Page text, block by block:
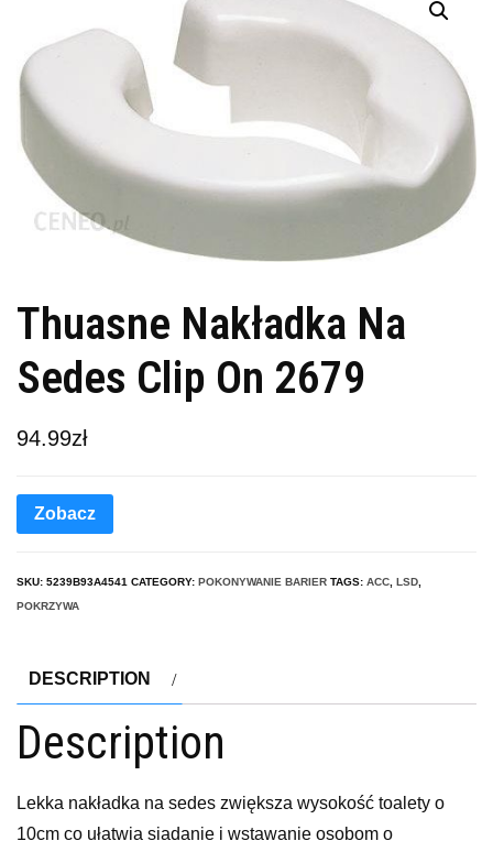
Thuasne Nakładka Na
Sedes Clip On 2679
94.99zł
Zobacz
SKU: 5239B93A4541 CATEGORY: POKONYWANIE BARIER TAGS: ACC LSD
POKRZYWA
DESCRIPTION
Description
Lekka nakładka na sedes zwiększa wysokość toalety o
10cm co ułatwia siadanie i wstawanie osobom o